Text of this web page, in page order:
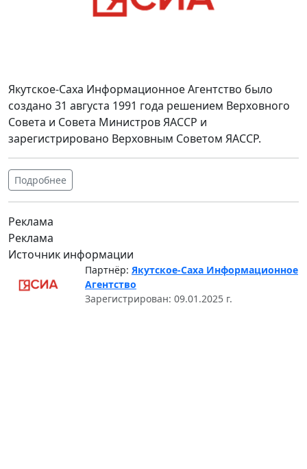
Якутское-Саха Информационное Агентство было
создано 31 августа 1991 года решением Верховного
Совета и Совета Министров ЯАССР и
зарегистрировано Верховным Советом ЯАССР.
Подробнее
Реклама
Реклама
Источник информации
Партнёр: Якутское-Саха Информационное
Агентство
Зарегистрирован: 09.01.2025 г.